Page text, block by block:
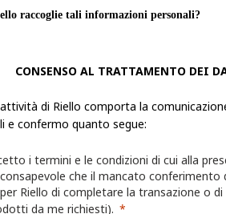
raccoglie tali informazioni personali?
identificata. Riello raccoglie, utilizza ed
fornirle o meno. Se l'utente sceglie di non
Riello potrebbe non essere in grado di
CONSENSO AL TRATTAMENTO DEI
di Riello comporta la
e confermo quanto segue:
i termini e le condizioni di cui alla
che il mancato
Riello di completare la transazione o
da me richiesti).